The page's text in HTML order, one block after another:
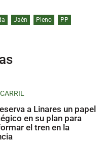
Jaén Pleno
PP
a Linares un papel
en su plan para
el tren en la